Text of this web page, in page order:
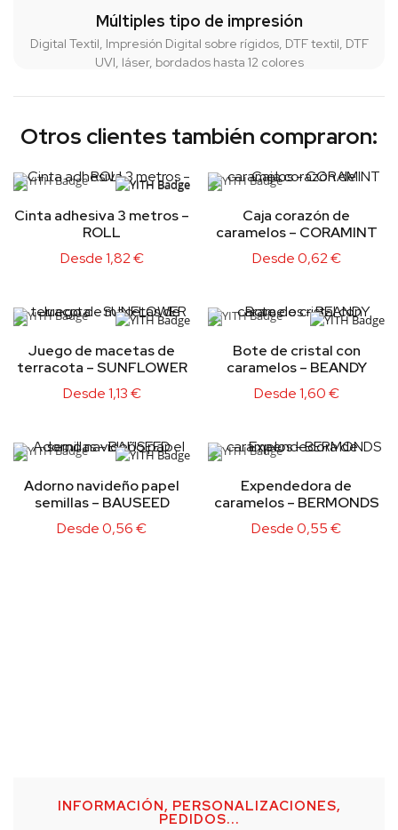
Múltiples tipo de impresión
Digital Textil, Impresión Digital sobre rígidos, DTF textil, DTF
UVI, láser, bordados hasta 12 colores
Otros clientes también compraron:
Cinta adhesiva 3 metros –
ROLL
Desde1,82€
Caja corazón de
caramelos – CORAMINT
Desde0,62€
Juego de macetas de
terracota – SUNFLOWER
Desde1,13€
Bote de cristal con
caramelos – BEANDY
Desde1,60€
Adorno navideño papel
semillas – BAUSEED
Desde0,56€
Expendedora de
caramelos – BERMONDS
Desde0,55€
INFORMACIÓN, PERSONALIZACIONES,
PEDIDOS...